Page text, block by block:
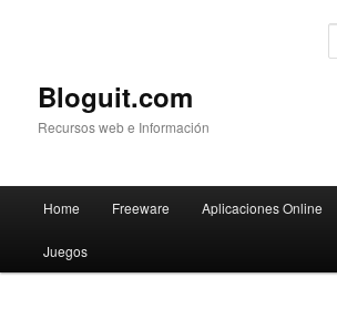
Bloguit.com
Recursos web e Información
Skip
to
Home Freeware Aplicaciones Online
Juegos